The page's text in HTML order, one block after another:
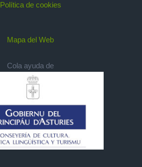
Política de cookies
Mapa del Web
Cola ayuda de